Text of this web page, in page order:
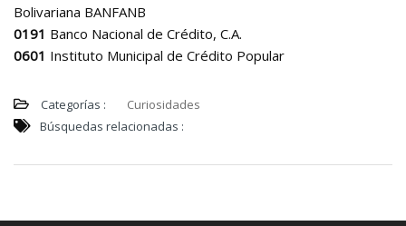
Bolivariana BANFANB
0191 Banco Nacional de Crédito, C.A.
0601 Instituto Municipal de Crédito Popular
Categorías :
Curiosidades
Búsquedas relacionadas :